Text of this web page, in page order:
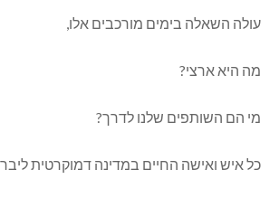
עולה השאלה בימים מורכבים אלו,
מה היא ארצי?
מי הם השותפים שלנו לדרך?
כל איש ואישה החיים במדינה דמוקרטית